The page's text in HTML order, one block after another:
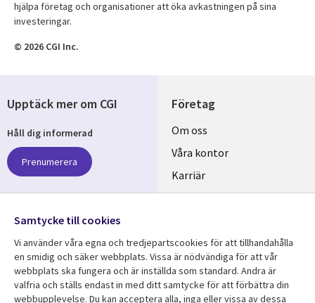
hjälpa företag och organisationer att öka avkastningen på sina
investeringar.
© 2026 CGI Inc.
Företag
Useful
links
SWEDEN
Om oss
Våra kontor
Karriär
Hållbarhet
Upptäck mer om CGI
Håll dig informerad
Prenumerera
Följ oss
Social
Media
SWEDEN
Samtycke till cookies
Vi använder våra egna och tredjepartscookies för att tillhandahålla
en smidig och säker webbplats. Vissa är nödvändiga för att vår
webbplats ska fungera och är inställda som standard. Andra är
valfria och ställs endast in med ditt samtycke för att förbättra din
webbupplevelse. Du kan acceptera alla, inga eller vissa av dessa